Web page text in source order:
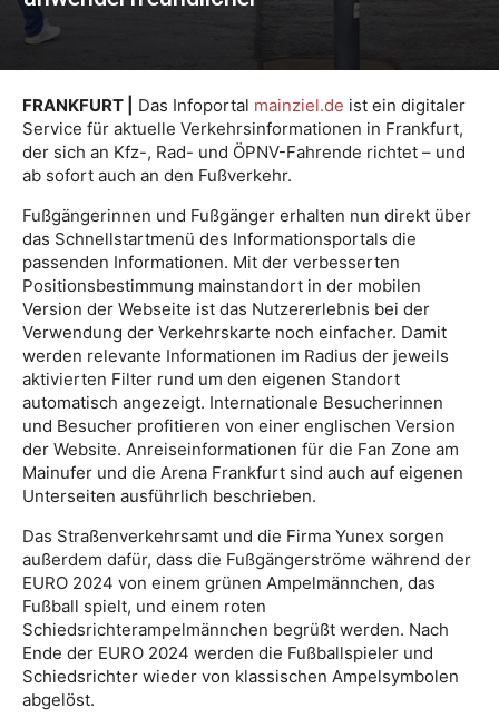
FRANKFURT | Das Infoportal mainziel.de ist ein digitaler
Service für aktuelle Verkehrsinformationen in Frankfurt,
der sich an Kfz-, Rad- und ÖPNV-Fahrende richtet – und
ab sofort auch an den Fußverkehr.
Fußgängerinnen und Fußgänger erhalten nun direkt über
das Schnellstartmenü des Informationsportals die
passenden Informationen. Mit der verbesserten
Positionsbestimmung mainstandort in der mobilen
Version der Webseite ist das Nutzererlebnis bei der
Verwendung der Verkehrskarte noch einfacher. Damit
werden relevante Informationen im Radius der jeweils
aktivierten Filter rund um den eigenen Standort
automatisch angezeigt. Internationale Besucherinnen
und Besucher profitieren von einer englischen Version
der Website. Anreiseinformationen für die Fan Zone am
Mainufer und die Arena Frankfurt sind auch auf eigenen
Unterseiten ausführlich beschrieben.
Das Straßenverkehrsamt und die Firma Yunex sorgen
außerdem dafür, dass die Fußgängerströme während der
EURO 2024 von einem grünen Ampelmännchen, das
Fußball spielt, und einem roten
Schiedsrichterampelmännchen begrüßt werden. Nach
Ende der EURO 2024 werden die Fußballspieler und
Schiedsrichter wieder von klassischen Ampelsymbolen
abgelöst.